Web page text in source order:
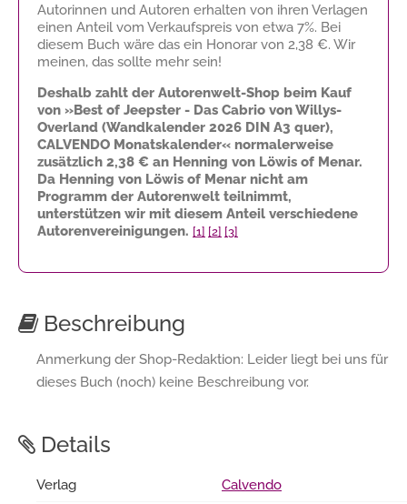
Autorinnen und Autoren erhalten von ihren Verlagen
einen Anteil vom Verkaufspreis von etwa 7%. Bei
diesem Buch wäre das ein Honorar von 2,38 €. Wir
meinen, das sollte mehr sein!
Deshalb zahlt der Autorenwelt-Shop beim Kauf
von »Best of Jeepster - Das Cabrio von Willys-
Overland (Wandkalender 2026 DIN A3 quer),
CALVENDO Monatskalender« normalerweise
zusätzlich 2,38 € an Henning von Löwis of Menar.
Da Henning von Löwis of Menar nicht am
Programm der Autorenwelt teilnimmt,
unterstützen wir mit diesem Anteil verschiedene
Autorenvereinigungen. [1] [2] [3]
Beschreibung
Anmerkung der Shop-Redaktion: Leider liegt bei uns für
dieses Buch (noch) keine Beschreibung vor.
Details
Verlag
Calvendo